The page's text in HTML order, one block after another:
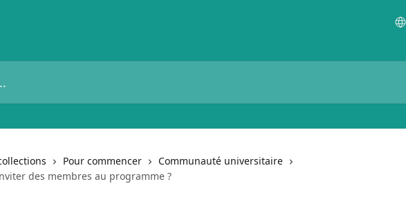
Pour commencer
Communauté universitaire
des membres au programme ?